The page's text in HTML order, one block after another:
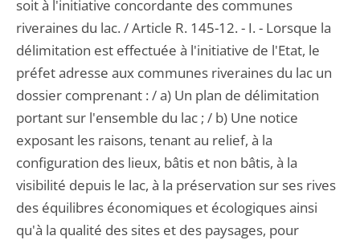
soit à l'initiative concordante des communes
riveraines du lac. / Article R. 145-12. - I. - Lorsque la
délimitation est effectuée à l'initiative de l'Etat, le
préfet adresse aux communes riveraines du lac un
dossier comprenant : / a) Un plan de délimitation
portant sur l'ensemble du lac ; / b) Une notice
exposant les raisons, tenant au relief, à la
configuration des lieux, bâtis et non bâtis, à la
visibilité depuis le lac, à la préservation sur ses rives
des équilibres économiques et écologiques ainsi
qu'à la qualité des sites et des paysages, pour